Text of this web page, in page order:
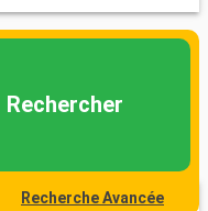
Rechercher
Recherche Avancée